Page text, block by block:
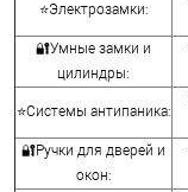
⭐Электрозамки:
🔐Умные замки и
цилиндры:
⭐Системы антипаника:
🔐Ручки для дверей и
окон: